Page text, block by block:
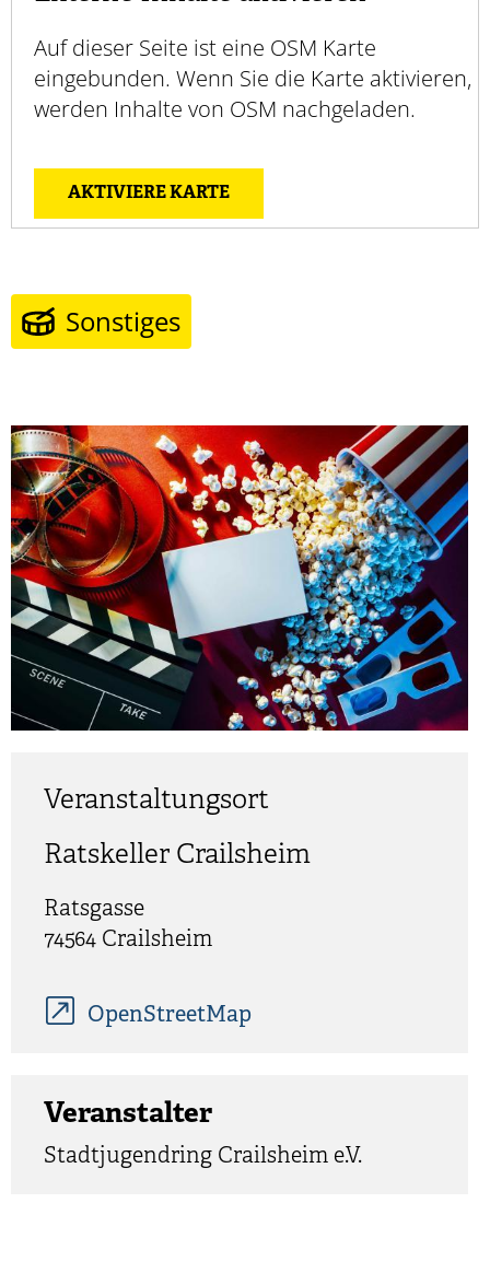
Auf dieser Seite ist eine OSM Karte
eingebunden. Wenn Sie die Karte aktivieren,
werden Inhalte von OSM nachgeladen.
AKTIVIERE KARTE
Sonstiges
Veranstaltungsort
Ratskeller Crailsheim
Ratsgasse
74564 Crailsheim
OpenStreetMap
Veranstalter
Stadtjugendring Crailsheim e.V.